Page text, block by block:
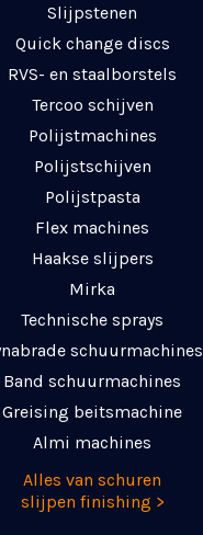
Slijpstenen
Quick change discs
RVS- en staalborstels
Tercoo schijven
Polijstmachines
Polijstschijven
Polijstpasta
Flex machines
Haakse slijpers
Mirka
Technische sprays
schuurmachines
Band schuurmachines
Greising beitsmachine
Almi machines
Alles van schuren
slijpen finishing >